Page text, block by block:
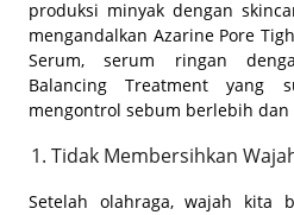
produksi minyak dengan
mengandalkan Azarine Pore
Serum, serum ringan
Balancing Treatment yang
mengontrol sebum berlebih
Tidak Membersihkan
Setelah olahraga, wajah kita